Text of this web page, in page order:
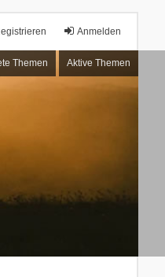
Anmelden
Themen Aktive Themen